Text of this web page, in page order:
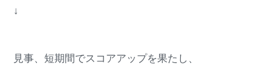
↓
見事、短期間でスコアアップを果たし、